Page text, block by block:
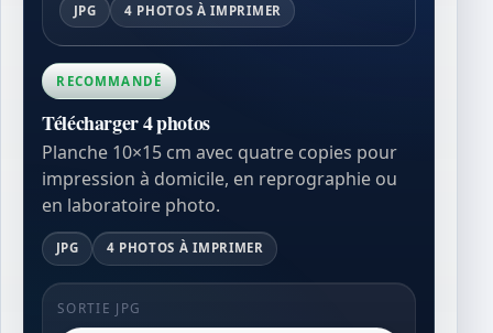
JPG 4 PHOTOS À IMPRIMER
RECOMMANDÉ
Télécharger 4 photos
Planche 10×15 cm avec quatre copies pour
impression à domicile, en reprographie ou
en laboratoire photo.
JPG 4 PHOTOS À IMPRIMER
SORTIE JPG